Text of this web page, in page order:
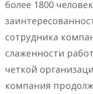
более 1800
сотрудника
слаженности
четкой
компания